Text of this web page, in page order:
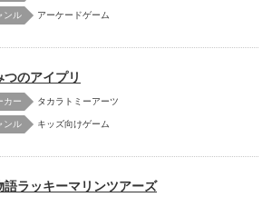
アーケードゲーム
つのアイプリ
カー タカラトミーアーツ
キッズ向けゲーム
語ラッキーマリンツアーズ